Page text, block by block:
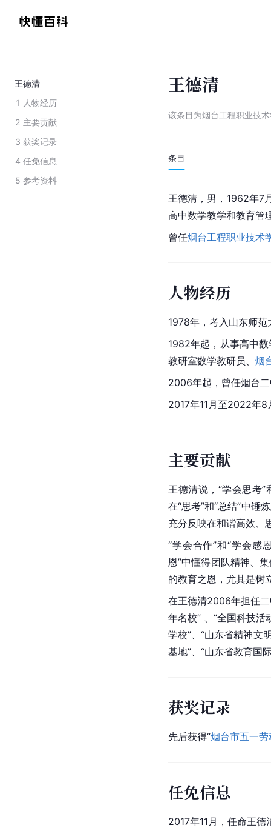
王德清
1 人物经历
2 主要贡献
3 获奖记录
4 任免信息
5 参考资料
王德清
该条目为烟台工程职业技
条目
王德清，男，1962年7
高中数学教学和教育管
曾任烟台工程职业技术
人物经历
1978年，考入山东师范
1982年起，从事高中
教研室数学教研员、 烟
2006年起，曾任烟台
2017年11月至2022年
主要贡献
王德清说，“学会思考
在“思考”和“总结”中锤
充分反映在和谐高效、
“学会合作”和“学会感
恩”中懂得团队精神、
的教育之恩，尤其是树
在王德清2006年担任二
年名校” 、“全国科技活
学校”、“山东省精神文
基地”、“山东省教育国
获奖记录
先后获得“烟台市五一
任免信息
2017年11月，任命王德